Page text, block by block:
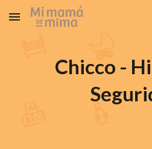
Skip to main content
Chicco -